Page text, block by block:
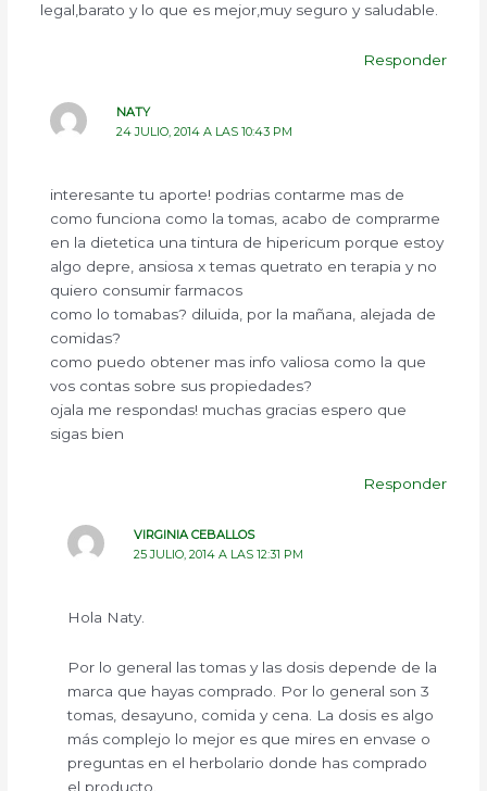
legal,barato y lo que es mejor,muy seguro y saludable.
Responder
NATY
24 JULIO, 2014 A LAS 10:43 PM
interesante tu aporte! podrias contarme mas de
como funciona como la tomas, acabo de comprarme
en la dietetica una tintura de hipericum porque estoy
algo depre, ansiosa x temas quetrato en terapia y no
quiero consumir farmacos
como lo tomabas? diluida, por la mañana, alejada de
comidas?
como puedo obtener mas info valiosa como la que
vos contas sobre sus propiedades?
ojala me respondas! muchas gracias espero que
sigas bien
Responder
VIRGINIA CEBALLOS
25 JULIO, 2014 A LAS 12:31 PM
Hola Naty.
Por lo general las tomas y las dosis depende de la
marca que hayas comprado. Por lo general son 3
tomas, desayuno, comida y cena. La dosis es algo
más complejo lo mejor es que mires en envase o
preguntas en el herbolario donde has comprado
el producto.